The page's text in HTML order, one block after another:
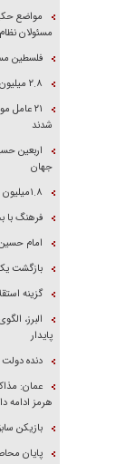
مواضع
مسئولان
فلسطین
۲.۸ میلیون زائر به کشور بازگشتند
شدند
اربعین
جهان
۱.۸میلیون زائر اربعین به کشور بازگشتند
فرهنگ با
امام
بازگشت یک میلیون و
گزینه
البرز،
پایدار
دنده دولت
عمان:
هرمز ادامه
بازیکن
پایان